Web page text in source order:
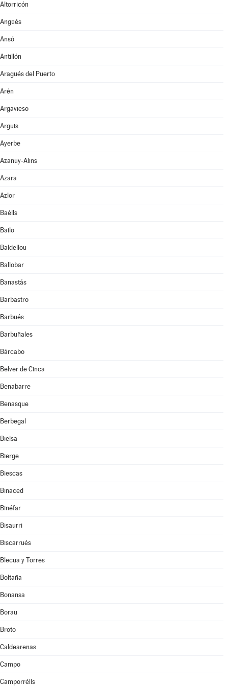
Altorricón
Angüés
Ansó
Antillón
Aragüés del Puerto
Arén
Argavieso
Arguis
Ayerbe
Azanuy-Alins
Azara
Azlor
Baélls
Bailo
Baldellou
Ballobar
Banastás
Barbastro
Barbués
Barbuñales
Bárcabo
Belver de Cinca
Benabarre
Benasque
Berbegal
Bielsa
Bierge
Biescas
Binaced
Binéfar
Bisaurri
Biscarrués
Blecua y Torres
Boltaña
Bonansa
Borau
Broto
Caldearenas
Campo
Camporrélls